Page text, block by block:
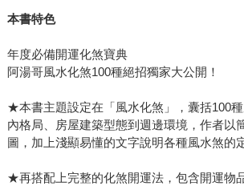
本書特色
年度必備開運化煞寶典
阿湯哥風水化煞100種絕招獨家大公開！
★本書主題設定在「風水化煞」，囊括100
內格局、房屋建築型態到週邊環境，作者以
圖，加上淺顯易懂的文字說明各種風水煞的
★再搭配上完整的化煞開運法，包含開運物